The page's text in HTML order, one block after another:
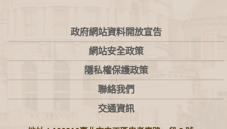
:::
政府網站資料開放宣告
網站安全政策
隱私權保護政策
聯絡我們
交通資訊